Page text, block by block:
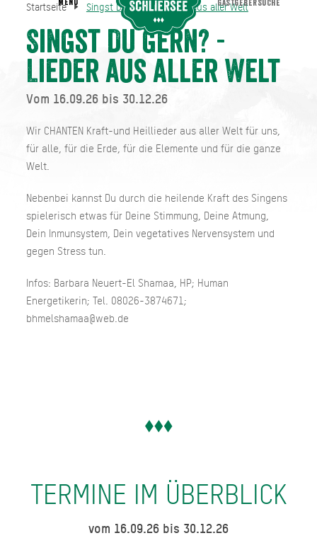
Startseite Singst Du gern? - Lieder aus aller Welt
Singst Du gern? -
Lieder aus aller Welt
Vom 16.09.26 bis 30.12.26
Wir CHANTEN Kraft-und Heillieder aus aller Welt für uns,
für alle, für die Erde, für die Elemente und für die ganze
Welt.
Nebenbei kannst Du durch die heilende Kraft des Singens
spielerisch etwas für Deine Stimmung, Deine Atmung,
Dein Inmunsystem, Dein vegetatives Nervensystem und
gegen Stress tun.
Infos: Barbara Neuert-El Shamaa, HP; Human
Energetikerin; Tel. 08026-3874671;
bhmelshamaa@web.de
TERMINE IM ÜBERBLICK
vom 16.09.26 bis 30.12.26
Startseite Singst Du gern? - Lieder aus aller Welt
MENU GASTGEBERSUCHE